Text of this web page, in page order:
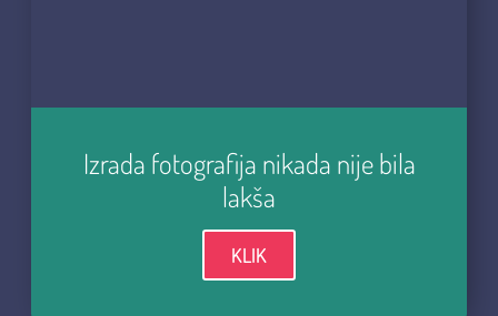
Izrada fotografija nikada nije bila
lakša
KLIK